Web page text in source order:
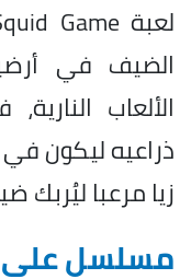
الضيف في
الألعاب
ذراعيه ليكون
زيا مرعبا ليُربك
مسلسل علي